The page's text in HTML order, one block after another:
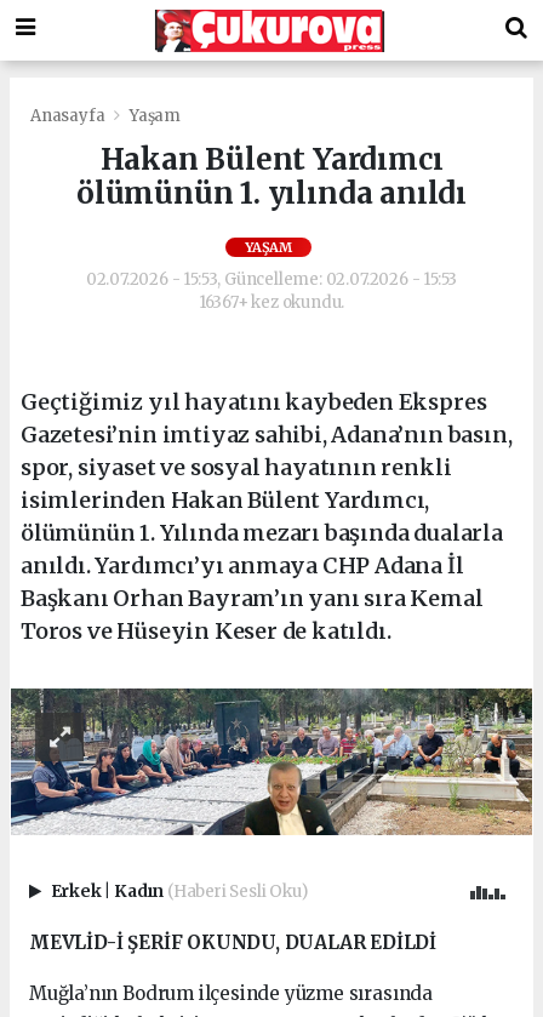
Anasayfa Yaşam
Hakan Bülent Yardımcı
ölümünün 1. yılında anıldı
YAŞAM
02.07.2026 - 15:53, Güncelleme: 02.07.2026 - 15:53
16367+ kez okundu.
Geçtiğimiz yıl hayatını kaybeden Ekspres
Gazetesi’nin imtiyaz sahibi, Adana’nın basın,
spor, siyaset ve sosyal hayatının renkli
isimlerinden Hakan Bülent Yardımcı,
ölümünün 1. Yılında mezarı başında dualarla
anıldı. Yardımcı’yı anmaya CHP Adana İl
Başkanı Orhan Bayram’ın yanı sıra Kemal
Toros ve Hüseyin Keser de katıldı.
Erkek Kadın (Haberi Sesli Oku)
MEVLİD-İ ŞERİF OKUNDU, DUALAR EDİLDİ
Muğla’nın Bodrum ilçesinde yüzme sırasında